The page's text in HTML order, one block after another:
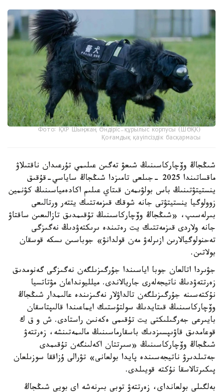
Фото: ҚХР Шыңжаң Өндіріс-құрылыс корпусы (ШӨҚК)
Қоғамдық қауіпсіздік басқармасы
شىڭجاڭ وۆچاركاسىنىڭ شىعۋ تەگىن عىلىمي تۇرعىدان ناقتىلاۋ
ماقساتىندا 2025 -جىلعى تامىزدا شىڭجاڭ ساياسي-قۇقىق
ينستيتۋتىنىڭ باس بولۋىمەن قىتاي عىلىم اكادەمياسىنىڭ كۋنمين
زوولوگيا ينستيتۋتى جانە شوقك قىزمەتتىك يتتەر ورتالىعى
بىرلەسىپ، «شىڭجاڭ وۆچاركاسىنىڭ تۇقىمدىق تازالىعىن ساقتاۋ
جانە ولاردى قىزمەتتىك يت رەتىندە ىرىكتەۋدىڭ نەگىزگى
تەحنولوگيالارىن ازىرلەۋ مەن قولدانۋ» جوباسىن ىسكە قوسقان
بولاتىن.
جۋىردا اتالعان جوبا اياسىندا جۇرگىزىلگەن نەگىزگى گەنومدىق
زەرتتەۋدىڭ ناتيجەلەرى جاريالاندى. ميلليونداعان مۋتاتسيا
نۇكتەسىنە جۇرگىزىلگەن تالداۋلار نەگىزىندە عالىمدار شىڭجاڭ
وۆچاركاسىنىڭ قىتايدىڭ سولتۇستىك ايماعىندا قالىپتاسقان
بايىرعى جەرگىلىكتى يت تۇقىمى ەكەنىن راستادى. ش و ق ك
قوعامدىق قاۋىپسىزدىك باسقارماسىنىڭ مالىمەتىنشە، زەرتتەۋ
شىڭجاڭ وۆچاركاسىنىڭ «سىرتتان اكەلىنگەن تۇقىمدى
جەتىلدىرۋ ناتيجەسىندە پايدا بولعانى» تۋرالى ۇزاققا سوزىلعان
پىكىرتالاسقا نۇكتە قويىلدى.
بەلگىلى بولعانداي، زەرتتەۋ توبى بىرنەشە اي بويى شىڭجاڭ